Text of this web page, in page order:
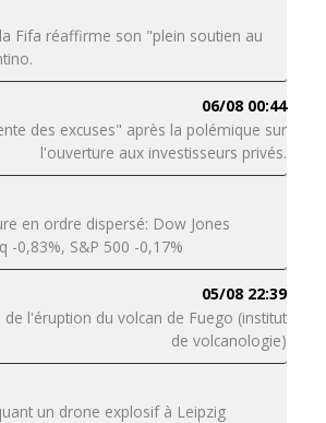
Fifa réaffirme son "plein soutien au
06/08 00:44
des excuses" après la polémique sur
l'ouverture aux investisseurs privés.
en ordre dispersé: Dow Jones
-0,83%, S&P 500 -0,17%
05/08 22:39
de l'éruption du volcan de Fuego (institut
de volcanologie)
un drone explosif à Leipzig